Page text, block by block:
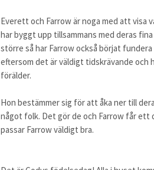
Everett och Farrow är noga med att visa
har byggt upp tillsammans med deras
större så har Farrow också börjat
eftersom det är väldigt tidskrävande och
förälder.
Hon bestämmer sig för att åka ner till
något folk. Det gör de och Farrow får
passar Farrow väldigt bra.